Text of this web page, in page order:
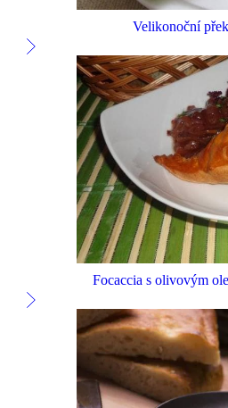
Velikonoční
Focaccia s olivovým